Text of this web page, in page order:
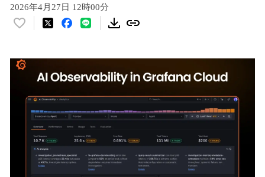
2026年4月27日 12時00分
い
！
読